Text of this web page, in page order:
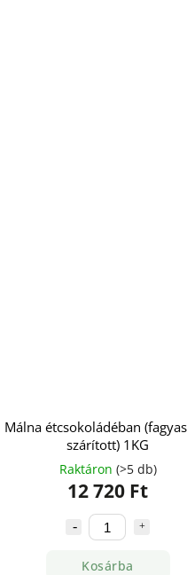
Málna étcsokoládéban
szárított) 1KG
Raktáron (>5 db)
12 720 Ft
Kosárba